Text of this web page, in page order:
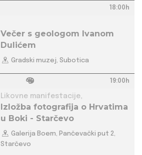
18:00h
Večer s geologom Ivanom
Dulićem
Gradski muzej, Subotica
19:00h
Likovne manifestacije,
Izložba fotografija o Hrvatima
u Boki - Starčevo
Galerija Boem, Pančevački put 2,
Starčevo